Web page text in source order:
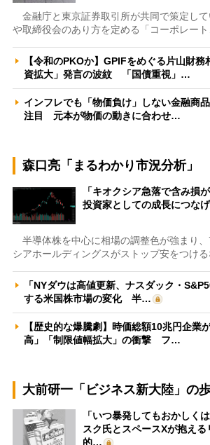
金融庁と東京証券取引所が共同で策定し
や取締役会のあり方を定める「コーポレート
【令和のPKOか】GPIFをめぐる片山財
資拡大」発言の波紋 「国債重視」…
インフレでも「物価負け」しない金融商
注目 元本が物価の動きに合わせ…
森口亮「まるわかり市況分析」
「キオクシア急落で含み損
投資家としての成長につ
半導体株を中心に相場の調整色が強まり
シアホールディングスがストップ安をつける
「NYダウは高値更新、ナスダック・
する米国株市場の変化 半…
【歴史的な爆騰劇】時価総額10兆円企業
高」「制限値幅拡大」の衝撃 フ…
大前研一「ビジネス新大陸」の
「いつ暴発してもおかしく
スク氏とスペースXが抱え
的…